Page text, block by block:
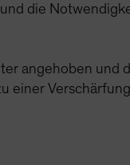
die
angehoben und
einer